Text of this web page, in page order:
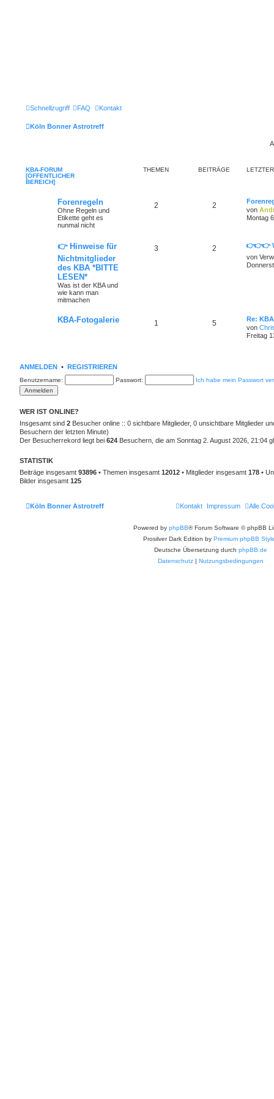
Schnellzugriff FAQ Kontakt
Köln Bonner Astrotreff
KBA-FORUM
[ÖFFENTLICHER
BEREICH]
THEMEN BEITRÄGE
Forenregeln
Ohne Regeln und
Etikette geht es
nunmal nicht
2 2
von
Montag
👉 Hinweise für
Nichtmitglieder
des KBA *BITTE
LESEN*
Was ist der KBA und
wie kann man
mitmachen
3 2
👉👉👉
von
KBA-Fotogalerie 1 5
Re:
von
Freitag
ANMELDEN • REGISTRIEREN
Benutzername: Passwort: Ich habe mein Passwort
WER IST ONLINE?
Insgesamt sind 2 Besucher online :: 0 sichtbare Mitglieder, 0 unsichtbare Mitglieder
Besuchern der letzten Minute)
Der Besucherrekord liegt bei 624 Besuchern, die am Sonntag 2. August 2026, 21:04
STATISTIK
Beiträge insgesamt 93896 • Themen insgesamt 12012 • Mitglieder insgesamt 178 •
Bilder insgesamt 125
Köln Bonner Astrotreff Alle
Impressum
Kontakt
Powered by phpBB® Forum Software © phpBB
Prosilver Dark Edition by Premium phpBB
Deutsche Übersetzung durch phpBB.de
Datenschutz | Nutzungsbedingungen